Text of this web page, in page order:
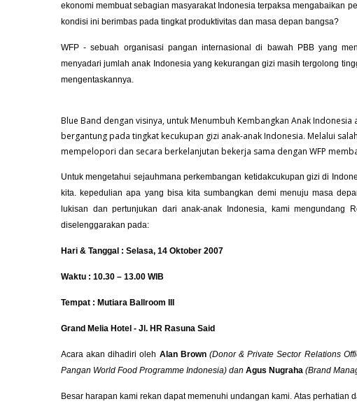
ekonomi membuat sebagian masyarakat Indonesia terpaksa mengabaikan
kondisi ini berimbas pada tingkat produktivitas dan masa depan bangsa?
WFP - sebuah organisasi pangan internasional di bawah PBB yang
menyadari jumlah anak Indonesia yang kekurangan gizi masih tergolong
mengentaskannya.
Blue Band dengan visinya, untuk Menumbuh Kembangkan Anak
bergantung pada tingkat kecukupan gizi anak-anak Indonesia. Melalui
mempelopori dan secara berkelanjutan bekerja sama dengan WFP
Untuk mengetahui sejauhmana perkembangan ketidakcukupan gizi di
kita. kepedulian apa yang bisa kita sumbangkan demi menuju masa
lukisan dan pertunjukan dari anak-anak Indonesia, kami mengundang
diselenggarakan pada:
Hari & Tanggal : Selasa, 14 Oktober 2007
Waktu : 10.30 – 13.00 WIB
Tempat : Mutiara Ballroom III
Grand Melia Hotel - Jl. HR Rasuna Said
Acara akan dihadiri oleh Alan Brown (Donor & Private Sector Relations
Pangan World Food Programme Indonesia) dan Agus Nugraha (Brand
Besar harapan kami rekan dapat memenuhi undangan kami. Atas perhatian